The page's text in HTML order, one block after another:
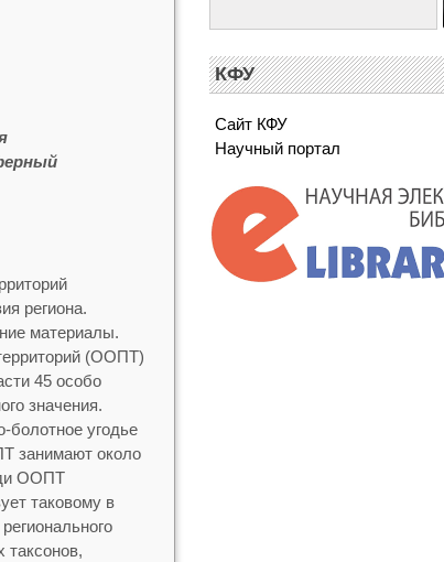
региона.
материалы.
(ООПТ)
45 особо
значения.
угодье
занимают около
ООПТ
таковому в
таксонов,
КФУ
Сайт КФУ
Научный портал